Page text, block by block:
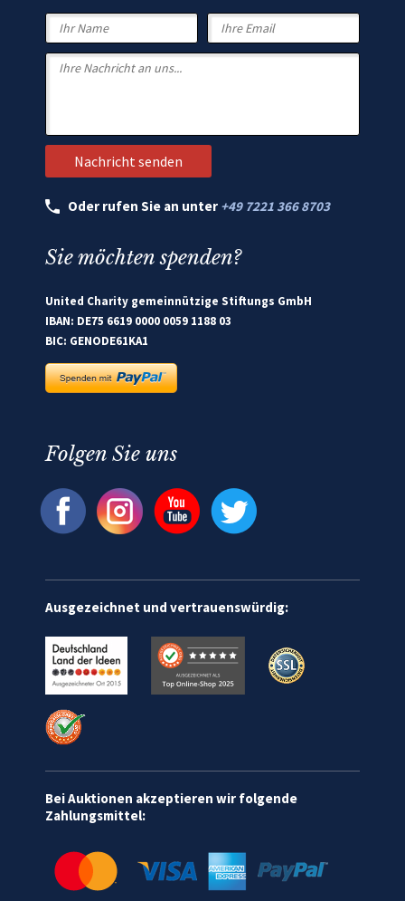
Oder rufen Sie an unter +49 7221 366 8703
Sie möchten spenden?
United Charity gemeinnützige Stiftungs GmbH
IBAN: DE75 6619 0000 0059 1188 03
BIC: GENODE61KA1
Folgen Sie uns
Ausgezeichnet und vertrauenswürdig:
Bei Auktionen akzeptieren wir folgende
Zahlungsmittel: